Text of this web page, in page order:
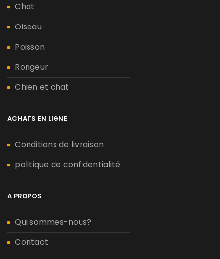
Chat
Oiseau
Poisson
Rongeur
Chien et chat
ACHATS EN LIGNE
Conditions de livraison
politique de confidentialité
A PROPOS
Qui sommes-nous?
Contact